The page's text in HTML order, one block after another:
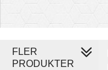
FLER
PRODUKTER